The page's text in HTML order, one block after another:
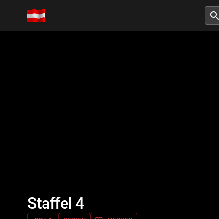
Staffel 4